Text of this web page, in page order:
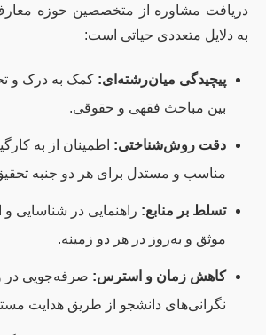
دریافت مشاوره از متخصصین حوزه
به دلایل متعددی حیاتی است:
پیچیدگی میان‌رشته‌ای: کمک به درک و
بین مباحث فقهی و حقوقی.
دقت روش‌شناختی: اطمینان از به
مناسب و مستدل برای هر دو جنبه
تسلط بر منابع: راهنمایی در شناسایی و
موثق و به‌روز در هر دو زمینه.
کاهش زمان و استرس: صرفه‌جویی
نگرانی‌های دانشجو از طریق هدایت